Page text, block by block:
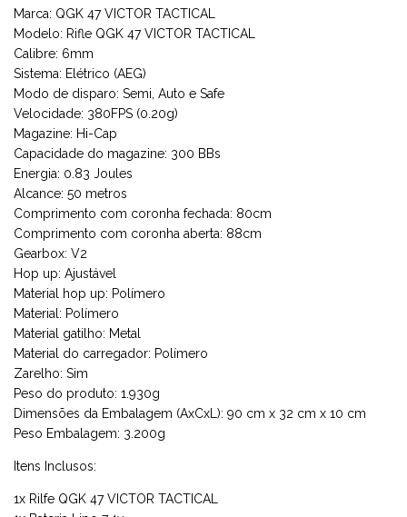
Marca: QGK 47 VICTOR TACTICAL
Modelo: Rifle QGK 47 VICTOR TACTICAL
Calibre: 6mm
Sistema: Elétrico (AEG)
Modo de disparo: Semi, Auto e Safe
Velocidade: 380FPS (0.20g)
Magazine: Hi-Cap
Capacidade do magazine: 300 BBs
Energia: 0.83 Joules
Alcance: 50 metros
Comprimento com coronha fechada: 80cm
Comprimento com coronha aberta: 88cm
Gearbox: V2
Hop up: Ajustável
Material hop up: Polímero
Material: Polímero
Material gatilho: Metal
Material do carregador: Polímero
Zarelho: Sim
Peso do produto: 1.930g
Dimensões da Embalagem (AxCxL): 90 cm x 32 cm x 10 cm
Peso Embalagem: 3.200g
Itens Inclusos:
1x Rilfe QGK 47 VICTOR TACTICAL